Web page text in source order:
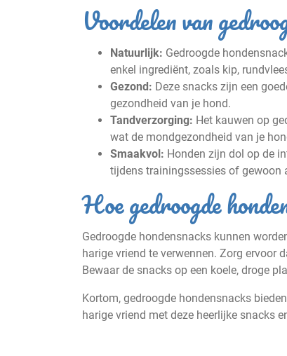
Voordelen van
Natuurlijk: Gedroogde
enkel ingrediënt, zoals kip,
Gezond: Deze snacks zijn een
gezondheid van je hond.
Tandverzorging: Het kauwen op
wat de mondgezondheid van je
Smaakvol: Honden zijn dol op de
tijdens trainingssessies of gewoon
Hoe gedroogde
Gedroogde hondensnacks kunnen
harige vriend te verwennen. Zorg ervoor
Bewaar de snacks op een koele, droge
Kortom, gedroogde hondensnacks
harige vriend met deze heerlijke snacks